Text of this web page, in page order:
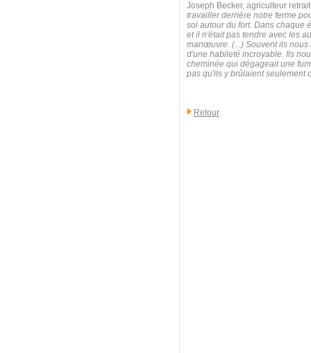
Joseph Becker, agriculteur
travailler derrière notre ferme
sol autour du fort. Dans chaque
et il n'était pas tendre avec les
manœuvre. (...) Souvent ils nous
d'une habileté incroyable. Ils
cheminée qui dégageait une
pas qu'ils y brûlaient seulement
Retour